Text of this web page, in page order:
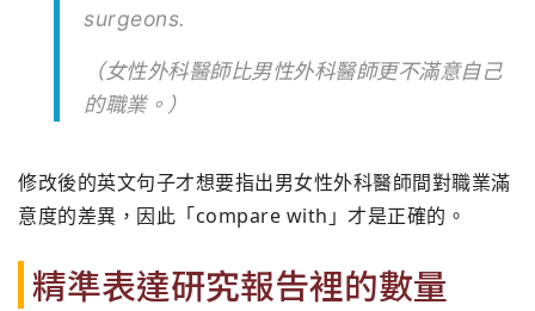
surgeons.
（女性外科醫師比男性外科醫師更不滿意自己
的職業。）
修改後的英文句子才想要指出男女性外科醫師間對職業滿
意度的差異，因此「compare with」才是正確的。
精準表達研究報告裡的數量